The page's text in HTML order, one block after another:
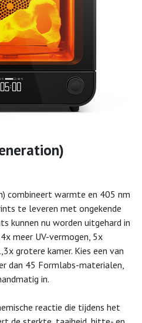
combineert warmte en 405 nm
te leveren met ongekende
kunnen nu worden uitgehard in
meer UV-vermogen, 5x
grotere kamer. Kies een van
dan 45 Formlabs-materialen,
in.
reactie die tijdens het